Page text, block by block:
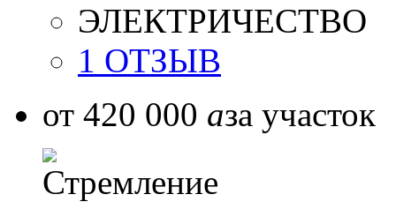
ЭЛЕКТРИЧЕСТВО
1 ОТЗЫВ
от 420 000 aза участок